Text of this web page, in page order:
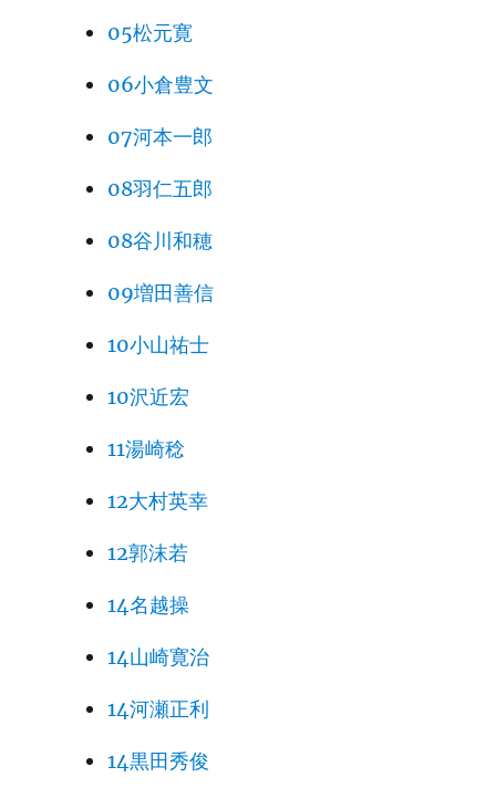
05松元寛
06小倉豊文
07河本一郎
08羽仁五郎
08谷川和穂
09増田善信
10小山祐士
10沢近宏
11湯崎稔
12大村英幸
12郭沫若
14名越操
14山崎寛治
14河瀬正利
14黒田秀俊